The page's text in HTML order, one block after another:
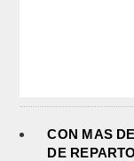
CON MAS
DE